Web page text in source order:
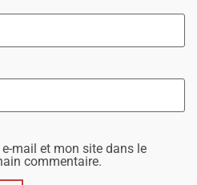
mail et mon site dans le
commentaire.